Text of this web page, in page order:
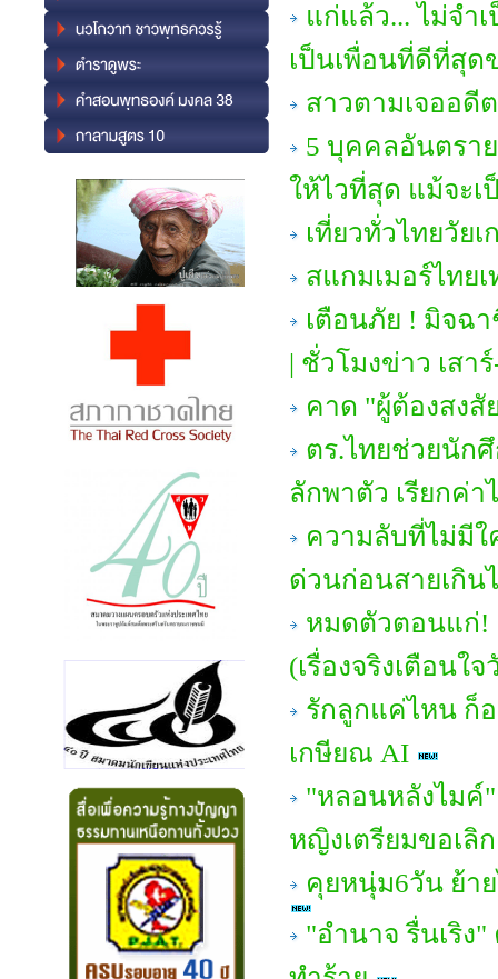
แก่แล้ว... ไม่จำ
เป็นเพื่อนที่ดีที่สุด
สาวตามเจออดี
5 บุคคลอันตรา
ให้ไวที่สุด แม้จะ
เที่ยวทั่วไทยวัย
สแกมเมอร์ไทย
เตือนภัย ! มิจฉ
| ชั่วโมงข่าว เสา
คาด "ผู้ต้องสงสั
ตร.ไทยช่วยนัก
ลักพาตัว เรียกค่า
ความลับที่ไม่มีใ
ด่วนก่อนสายเกิน
หมดตัวตอนแก่!
(เรื่องจริงเตือนใ
รักลูกแค่ไหน ก็
เกษียณ AI
"หลอนหลังไมค์"
หญิงเตรียมขอเลิ
คุยหนุ่ม6วัน ย้า
"อํานาจ รื่นเริง